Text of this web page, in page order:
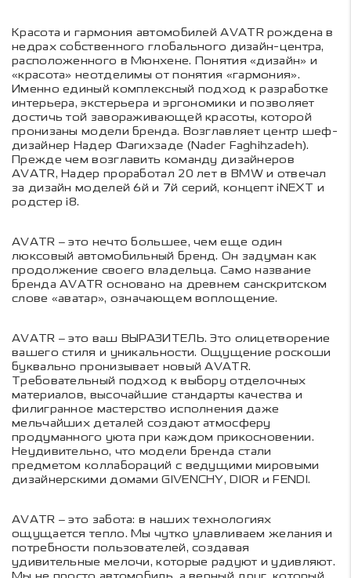
Красота и гармония автомобилей AVATR рождена в
недрах собственного глобального дизайн-центра,
расположенного в Мюнхене. Понятия «дизайн» и
«красота» неотделимы от понятия «гармония».
Именно единый комплексный подход к разработке
интерьера, экстерьера и эргономики и позволяет
достичь той завораживающей красоты, которой
пронизаны модели бренда. Возглавляет центр шеф-
дизайнер Надер Фагихзаде (Nader Faghihzadeh).
Прежде чем возглавить команду дизайнеров
AVATR, Надер проработал 20 лет в BMW и отвечал
за дизайн моделей 6й и 7й серий, концепт iNEXT и
родстер i8.
AVATR – это нечто большее, чем еще один
люксовый автомобильный бренд. Он задуман как
продолжение своего владельца. Само название
бренда AVATR основано на древнем санскритском
слове «аватар», означающем воплощение.
AVATR – это ваш ВЫРАЗИТЕЛЬ. Это олицетворение
вашего стиля и уникальности. Ощущение роскоши
буквально пронизывает новый AVATR.
Требовательный подход к выбору отделочных
материалов, высочайшие стандарты качества и
филигранное мастерство исполнения даже
мельчайших деталей создают атмосферу
продуманного уюта при каждом прикосновении.
Неудивительно, что модели бренда стали
предметом коллабораций с ведущими мировыми
дизайнерскими домами GIVENCHY, DIOR и FENDI.
AVATR – это забота: в наших технологиях
ощущается тепло. Мы чутко улавливаем желания и
потребности пользователей, создавая
удивительные мелочи, которые радуют и удивляют.